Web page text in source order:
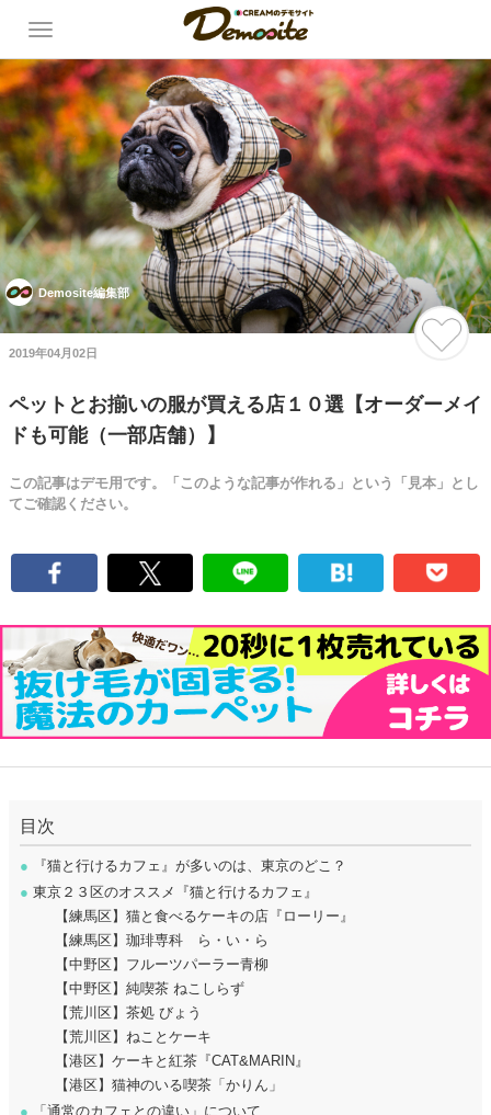
Demosite編集部
2019年04月02日
ペットとお揃いの服が買える店１０選【オーダーメイ
ドも可能（一部店舗）】
この記事はデモ用です。「このような記事が作れる」という「見本」とし
てご確認ください。
目次
● 『猫と行けるカフェ』が多いのは、東京のどこ？
● 東京２３区のオススメ『猫と行けるカフェ』
【練馬区】猫と食べるケーキの店『ローリー』
【練馬区】珈琲専科 ら・い・ら
【中野区】フルーツパーラー青柳
【中野区】純喫茶 ねこしらず
【荒川区】茶処 びょう
【荒川区】ねことケーキ
【港区】ケーキと紅茶『CAT&MARIN』
【港区】猫神のいる喫茶「かりん」
● 「通常のカフェとの違い」について